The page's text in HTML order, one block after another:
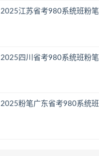
2025江苏省考980系统班粉笔
2025四川省考980系统班粉笔
2025粉笔广东省考980系统班